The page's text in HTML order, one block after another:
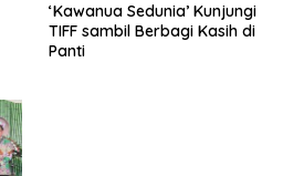
‘Kawanua Sedunia’ Kunjungi
TIFF sambil Berbagi Kasih di
Panti